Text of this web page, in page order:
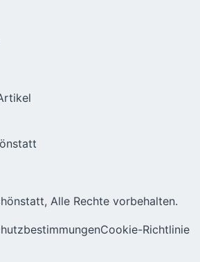
Alle Rechte vorbehalten.
Cookie-Richtlinie